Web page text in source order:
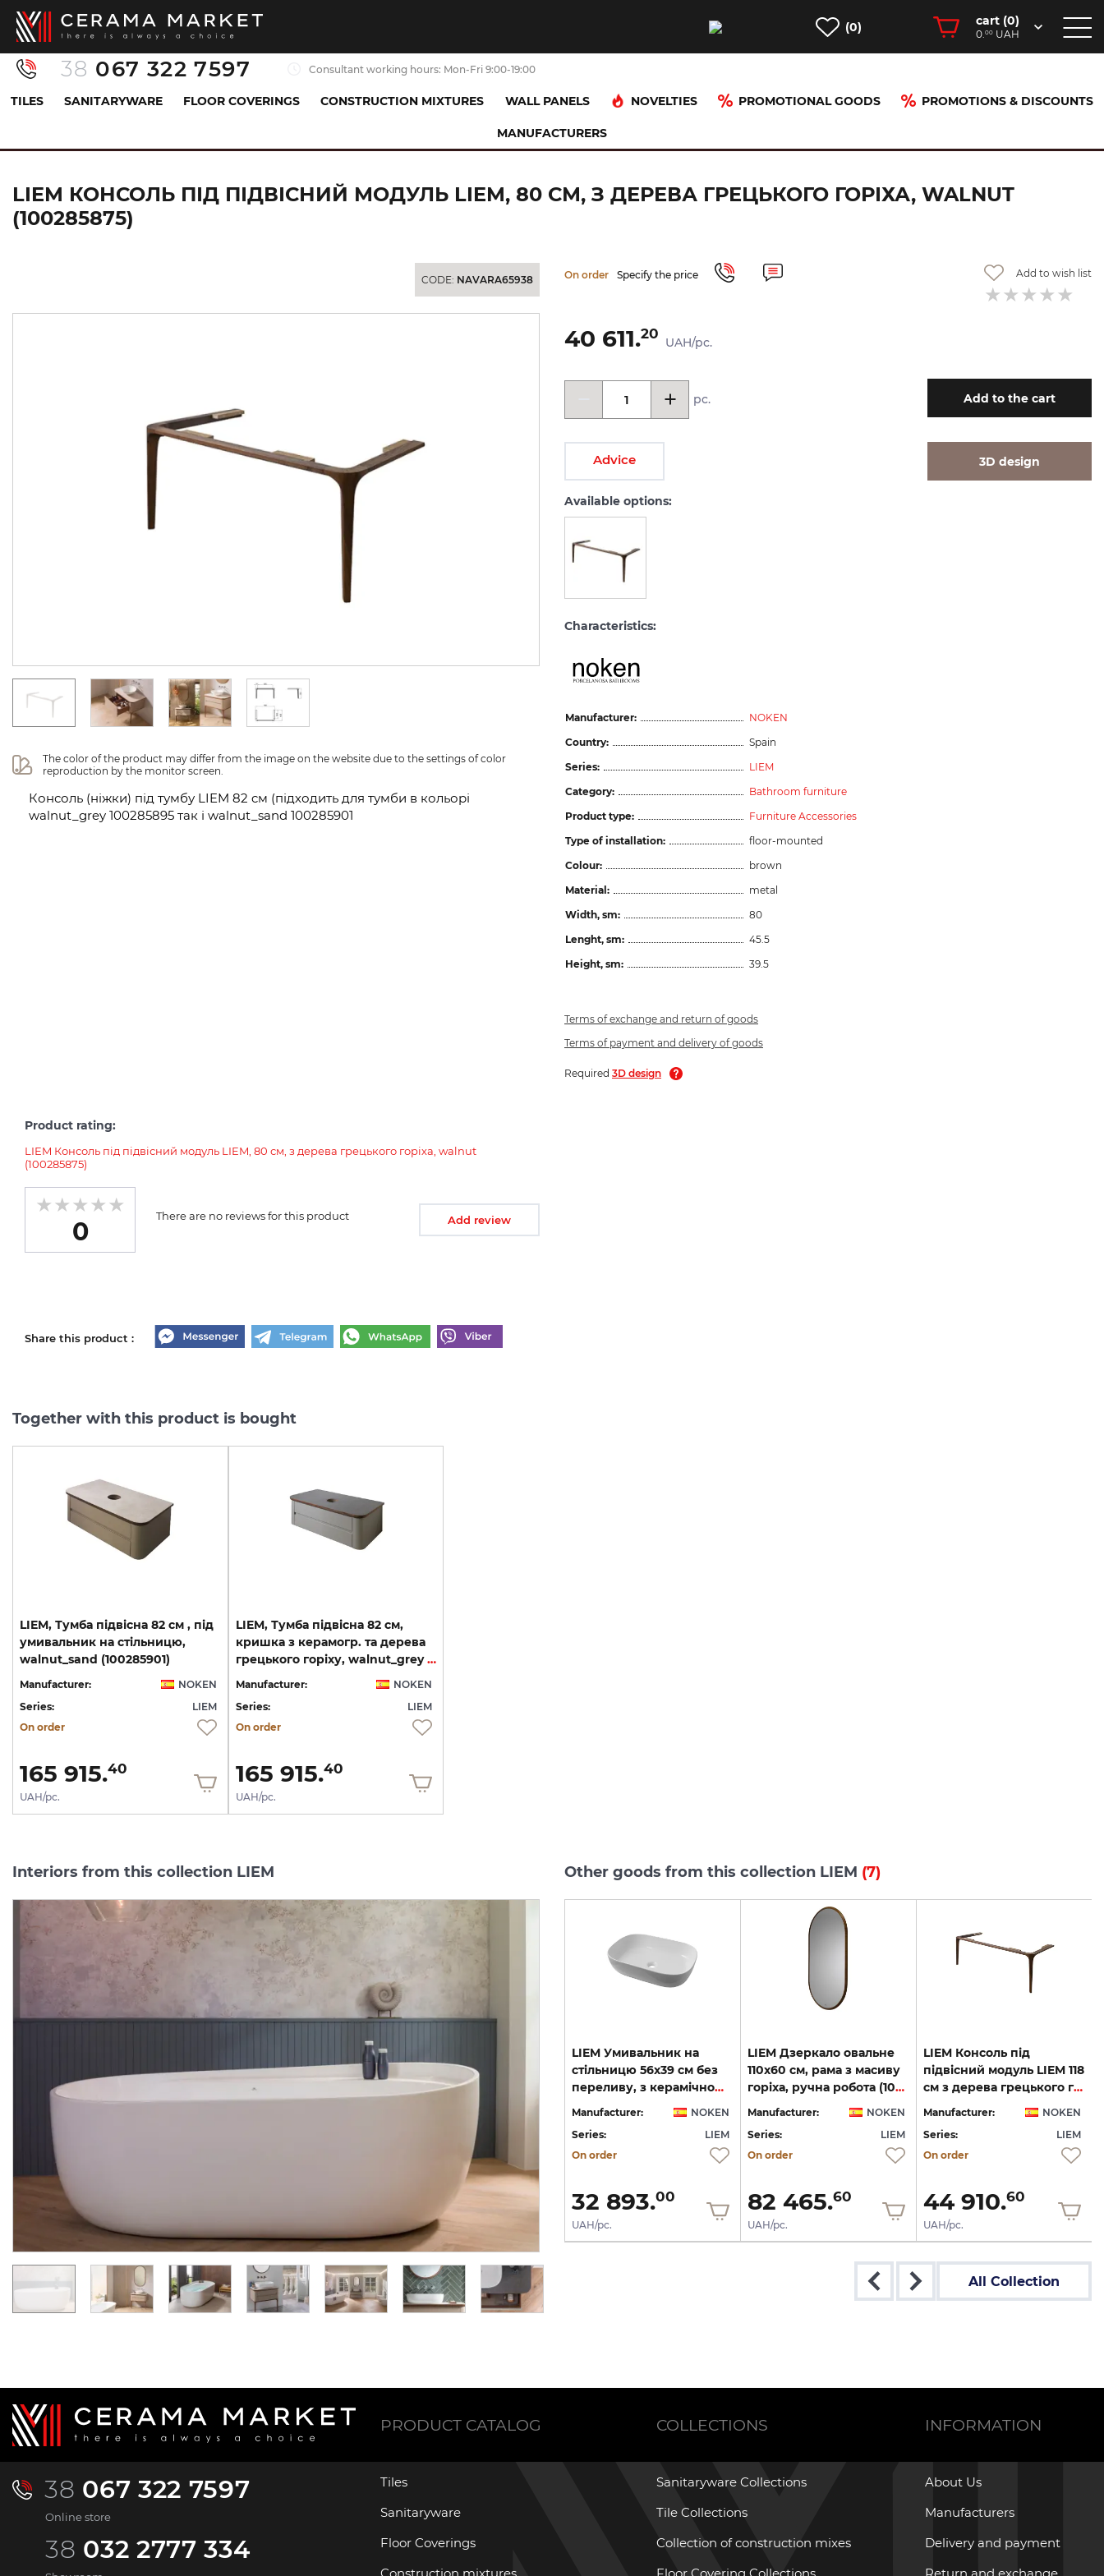
(0) cart (0)
0.00 UAH
38 067 322 7597 Consultant working hours: Mon-Fri 9:00-19:00
TILES SANITARYWARE FLOOR COVERINGS CONSTRUCTION MIXTURES WALL PANELS NOVELTIES PROMOTIONAL GOODS PROMOTIONS & DISCOUNTS
MANUFACTURERS
LIEM Консоль під підвісний модуль LIEM, 80 см, з дерева грецького горіха, walnut (100285875)
LIEM КОНСОЛЬ ПІД ПІДВІСНИЙ МОДУЛЬ LIEM, 80 СМ, З ДЕРЕВА ГРЕЦЬКОГО ГОРІХА, WALNUT
(100285875)
CODE: NAVARA65938
The color of the product may differ from the image on the website due to the settings of color
reproduction by the monitor screen.
Консоль (ніжки) під тумбу LIEM 82 cм (підходить для тумби в кольорі
walnut_grey 100285895 так і walnut_sand 100285901
On order Specify the price Add to wish list
40 611.20
UAH/pc.
pc. Add to the cart
Advice 3D design
Available options:
Characteristics:
Manufacturer:
NOKEN
Country:
Spain
Series:
LIEM
Category:
Bathroom furniture
Product type:
Furniture Accessories
Type of installation:
floor-mounted
Colour:
brown
Material:
metal
Width, sm:
80
Lenght, sm:
45.5
Height, sm:
39.5
Terms of exchange and return of goods
Terms of payment and delivery of goods
Required 3D design
Product rating:
LIEM Консоль під підвісний модуль LIEM, 80 см, з дерева грецького горіха, walnut
(100285875)
0
There are no reviews for this product Add review
Share this product :
Together with this product is bought
LIEM, Тумба підвісна 82 см , під
умивальник на стільницю,
walnut_sand (100285901)
Manufacturer:
NOKEN
Series:
LIEM
On order
165 915.40
UAH/pc.
LIEM, Тумба підвісна 82 см,
кришка з керамогр. та дерева
грецького горіху, walnut_grey 100285895)
Manufacturer:
NOKEN
Series:
LIEM
On order
165 915.40
UAH/pc.
Interiors from this collection LIEM Other goods from this collection LIEM (7)
см, кришка з керамогр.
Series:
On order
165 915.
LIEM, Тумба підвісна 82
см , під умивальник на
122 см, walnut_sand
(100272192)
183 993. 60
UAH/pc.
LIEM Умивальник на
стільницю 56x39 см без
переливу, з керамічною кришкою (100243656)
Manufacturer:
NOKEN
Series:
LIEM
On order
32 893.00
UAH/pc.
LIEM Дзеркало овальне
110x60 см, рама з масиву
горіха, ручна робота (100253648)
Manufacturer:
NOKEN
Series:
LIEM
On order
82 465.60
UAH/pc.
LIEM Консоль під
підвісний модуль LIEM 118
см з дерева грецького горіха, walnut (100253669)
Manufacturer:
NOKEN
Series:
LIEM
On order
44 910.60
UAH/pc.
All Collection
38 067 322 7597
Online store
38 032 2777 334
PRODUCT CATALOG
Tiles
Sanitaryware
Floor Coverings
COLLECTIONS
Sanitaryware Collections
Tile Collections
Collection of construction mixes
INFORMATION
About Us
Manufacturers
Delivery and payment